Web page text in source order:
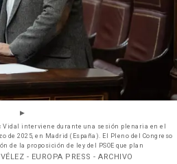
Vidal interviene durante una sesión plenaria en el
de 2025, en Madrid (España). El Pleno del Congreso
de la proposición de ley del PSOE que plan
- EUROPA PRESS - ARCHIVO